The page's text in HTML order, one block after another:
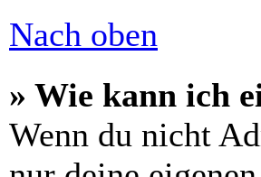
Nach oben
» Wie kann ich
Wenn du nicht